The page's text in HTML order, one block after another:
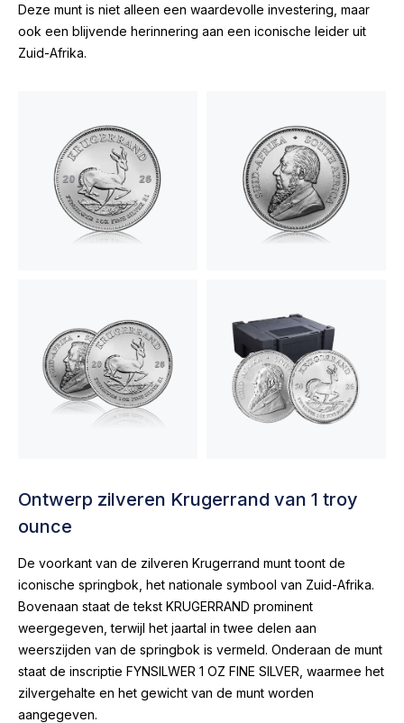
Deze munt is niet alleen een waardevolle investering, maar
ook een blijvende herinnering aan een iconische leider uit
Zuid-Afrika.
Ontwerp zilveren Krugerrand van 1 troy
ounce
De voorkant van de zilveren Krugerrand munt toont de
iconische springbok, het nationale symbool van Zuid-Afrika.
Bovenaan staat de tekst KRUGERRAND prominent
weergegeven, terwijl het jaartal in twee delen aan
weerszijden van de springbok is vermeld. Onderaan de munt
staat de inscriptie FYNSILWER 1 OZ FINE SILVER , waarmee het
zilvergehalte en het gewicht van de munt worden
aangegeven.